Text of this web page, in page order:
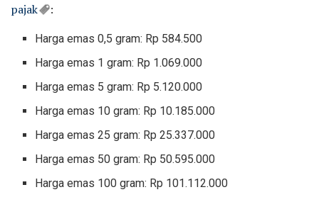
pajak
:
Harga emas 0,5 gram: Rp 584.500
Harga emas 1 gram: Rp 1.069.000
Harga emas 5 gram: Rp 5.120.000
Harga emas 10 gram: Rp 10.185.000
Harga emas 25 gram: Rp 25.337.000
Harga emas 50 gram: Rp 50.595.000
Harga emas 100 gram: Rp 101.112.000